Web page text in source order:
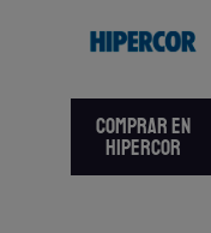
COMPRAR EN
HIPERCOR